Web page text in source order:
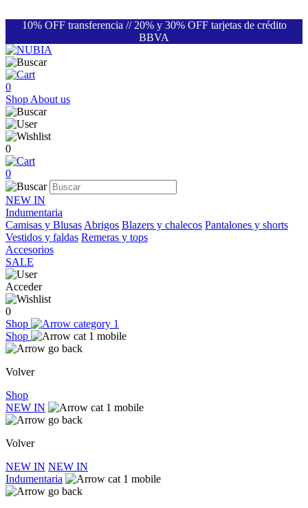
10% OFF transferencia // 20% y 30% OFF tarjetas de crédito
BBVA
0
Shop About us
0
0
NEW IN
Indumentaria
Camisas y Blusas Abrigos Blazers y chalecos Pantalones y shorts
Vestidos y faldas Remeras y tops
Accesorios
SALE
Acceder
0
Shop
Shop
Volver
Shop
NEW IN
Volver
NEW IN NEW IN
Indumentaria